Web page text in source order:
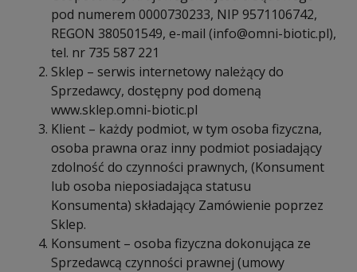
pod numerem 0000730233, NIP 9571106742,
REGON 380501549, e-mail (info@omni-biotic.pl),
tel. nr 735 587 221
Sklep – serwis internetowy należący do
Sprzedawcy, dostępny pod domeną
www.sklep.omni-biotic.pl
Klient – każdy podmiot, w tym osoba fizyczna,
osoba prawna oraz inny podmiot posiadający
zdolność do czynności prawnych, (Konsument
lub osoba nieposiadająca statusu
Konsumenta) składający Zamówienie poprzez
Sklep.
Konsument – osoba fizyczna dokonująca ze
Sprzedawcą czynności prawnej (umowy